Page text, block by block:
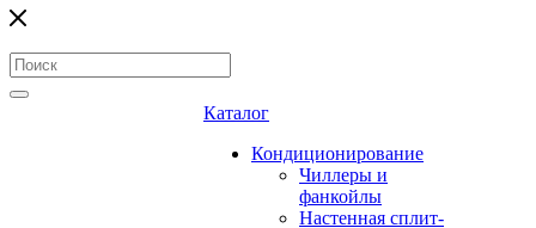
Каталог
Кондиционирование
Чиллеры и
фанкойлы
Настенная сплит-